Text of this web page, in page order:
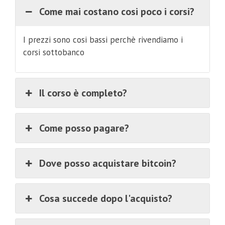
Come mai costano cosi poco i corsi?
I prezzi sono cosi bassi perchè rivendiamo i
corsi sottobanco
Il corso è completo?
Come posso pagare?
Dove posso acquistare bitcoin?
Cosa succede dopo l'acquisto?